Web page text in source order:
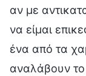
αν με
να είμαι
ένα από τα
αναλάβουν